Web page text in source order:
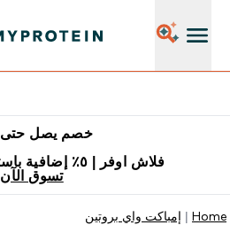
خصم يصل حتى ٣٠٪
فلاش اوفر | ٥٪ إضافية باستخدام كود محدود
تسوق الآن
Home إمباكت واي بروتين